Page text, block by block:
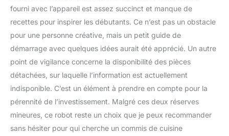
fourni avec l’appareil est assez succinct et manque de
recettes pour inspirer les débutants. Ce n’est pas un obstacle
pour une personne créative, mais un petit guide de
démarrage avec quelques idées aurait été apprécié. Un autre
point de vigilance concerne la disponibilité des pièces
détachées, sur laquelle l’information est actuellement
indisponible. C’est un élément à prendre en compte pour la
pérennité de l’investissement. Malgré ces deux réserves
mineures, ce robot reste un choix que je peux recommander
sans hésiter pour qui cherche un commis de cuisine